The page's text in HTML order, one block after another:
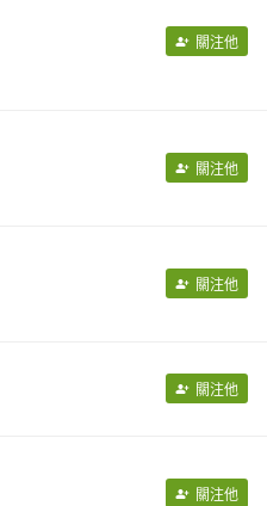
關注他
關注他
關注他
關注他
關注他